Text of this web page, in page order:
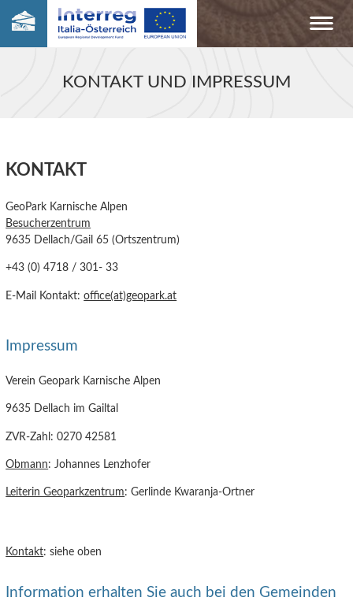
KONTAKT UND IMPRESSUM
KONTAKT
GeoPark Karnische Alpen
Besucherzentrum
9635 Dellach/Gail 65 (Ortszentrum)
+43 (0) 4718 / 301- 33
E-Mail Kontakt:office(at)geopark.at
Impressum
Verein Geopark Karnische Alpen
9635 Dellach im Gailtal
ZVR-Zahl: 0270 42581
Obmann: Johannes Lenzhofer
Leiterin Geoparkzentrum: Gerlinde Kwaranja-Ortner
Kontakt: siehe oben
Information erhalten Sie auch bei den Gemeinden